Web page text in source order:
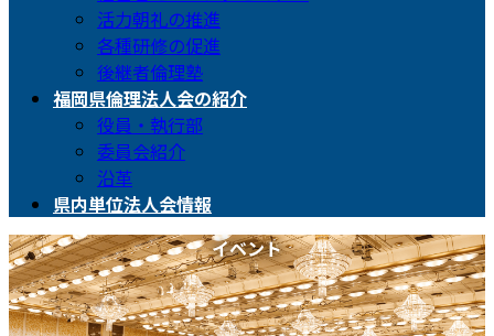
活力朝礼の推進
各種研修の促進
後継者倫理塾
福岡県倫理法人会の紹介
役員・執行部
委員会紹介
沿革
県内単位法人会情報
イベント